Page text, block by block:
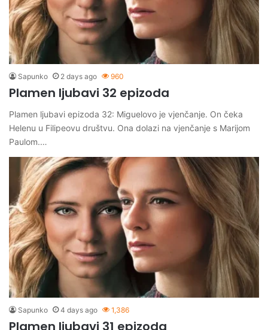
Sapunko 2 days ago 960
Plamen ljubavi 32 epizoda
Plamen ljubavi epizoda 32: Miguelovo je vjenčanje. On čeka
Helenu u Filipeovu društvu. Ona dolazi na vjenčanje s Marijom
Paulom.…
Sapunko 4 days ago 1,386
Plamen ljubavi 31 epizoda